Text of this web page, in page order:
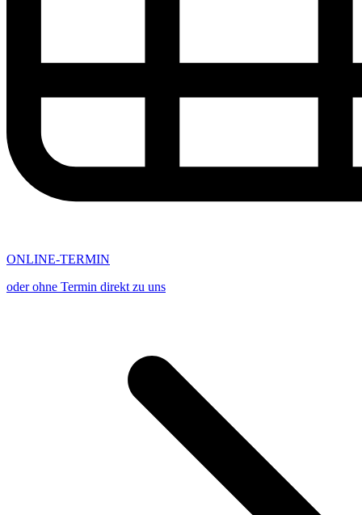
ONLINE-TERMIN
oder ohne Termin direkt zu uns